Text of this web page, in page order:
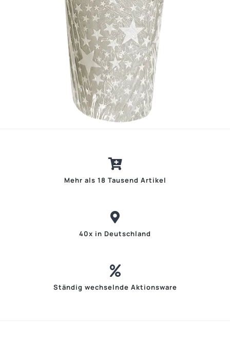
Mehr als 18 Tausend Artikel
40x in Deutschland
Ständig wechselnde Aktionsware